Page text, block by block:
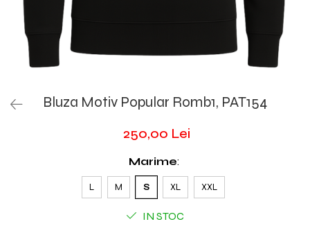
Bluza Motiv Popular Romb1, PAT154
250,00 Lei
Marime:
L M S XL XXL
IN STOC